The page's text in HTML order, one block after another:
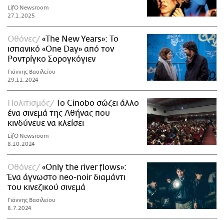
LifO Newsroom
27.1.2025
Οθόνες
«The New Years»: Το
ισπανικό «One Day» από τον
Ροντρίγκο Σορογκόγιεν
Γιάννης Βασιλείου
29.11.2024
Πολιτισμός
Το Cinobo σώζει άλλο
ένα σινεμά της Αθήνας που
κινδύνευε να κλείσει
LifO Newsroom
8.10.2024
Οθόνες
«Only the river flows»:
Ένα άγνωστο neo-noir διαμάντι
του κινεζικού σινεμά
Γιάννης Βασιλείου
8.7.2024